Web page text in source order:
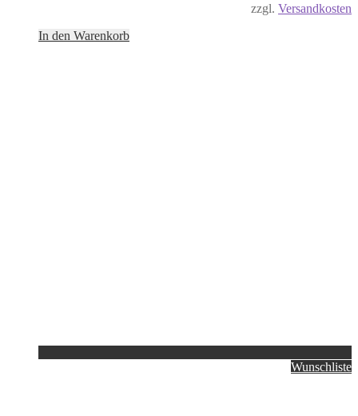
zzgl. Versandkosten
In den Warenkorb
Wunschliste